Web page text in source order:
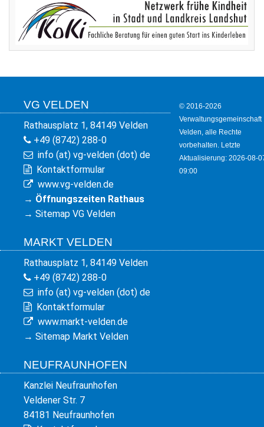
VG VELDEN
Rathausplatz 1, 84149 Velden
+49 (8742) 288-0
info (at) vg-velden (dot) de
Kontaktformular
www.vg-velden.de
→ Öffnungszeiten Rathaus
→ Sitemap VG Velden
MARKT VELDEN
Rathausplatz 1, 84149 Velden
+49 (8742) 288-0
info (at) vg-velden (dot) de
Kontaktformular
www.markt-velden.de
→ Sitemap Markt Velden
NEUFRAUNHOFEN
Kanzlei Neufraunhofen
Veldener Str. 7
84181 Neufraunhofen
© 2016-2026
Verwaltungsgemeinschaft
Velden, alle Rechte
vorbehalten. Letzte
Aktualisierung: 2026-08-
09:00